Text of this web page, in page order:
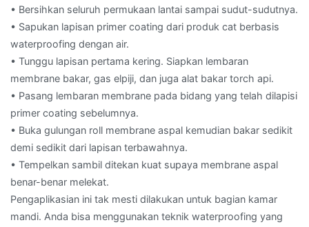
• Bersihkan seluruh permukaan lantai sampai sudut-sudutnya.
• Sapukan lapisan primer coating dari produk cat berbasis
waterproofing dengan air.
• Tunggu lapisan pertama kering. Siapkan lembaran
membrane bakar, gas elpiji, dan juga alat bakar torch api.
• Pasang lembaran membrane pada bidang yang telah dilapisi
primer coating sebelumnya.
• Buka gulungan roll membrane aspal kemudian bakar sedikit
demi sedikit dari lapisan terbawahnya.
• Tempelkan sambil ditekan kuat supaya membrane aspal
benar-benar melekat.
Pengaplikasian ini tak mesti dilakukan untuk bagian kamar
mandi. Anda bisa menggunakan teknik waterproofing yang